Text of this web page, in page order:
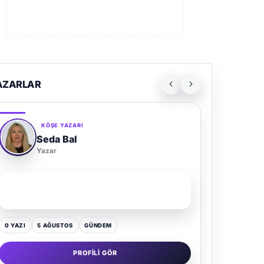
KÖŞE YAZARI
Seda Bal
Yazar
0 YAZI 5 AĞUSTOS GÜNDEM
PROFILI GÖR